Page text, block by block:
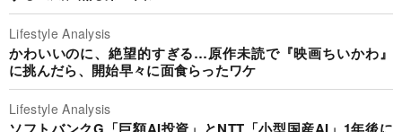
Lifestyle Analysis
かわいいのに、絶望的すぎる…原作未読で『映画ちいかわ』
に挑んだら、開始早々に面食らったワケ
Lifestyle Analysis